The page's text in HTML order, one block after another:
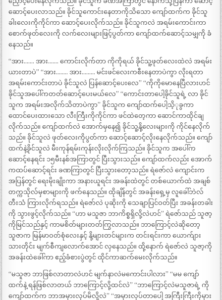
ဆောင့်ပေးလာသည်။ ခိုင်သူကောင်းနေတာကိုသိသော ကျော်ထက်က ခိုင်သူ
ခါးလေးကိုကိုင်ကာ ဆောင့်ပေးလိုက်သည်။ ခိုင်သူကလဲ အရမ်းကောင်းကာ
စောက်ဖုတ်လေးကို လက်လေးများဖြင့်ပွတ်ကာ ကျော်ထက်ဆောင့်သမျှကို ခံ
နေသည်။
“အား……. အား……. ကောင်းလိုက်တာ ကိုကိုရယ် ခိုင်သူ့ဖုတ်လေးထဲလဲ အရမ်း
ယားတာပဲ” “အား…….. အား……… မင်းဖင်လေးကစီးနေတာပဲကွာ လိုးရတာ
အရမ်းကောင်းတာပဲ ခိုင်သူလဲ ပြန်ဆောင့်ပေးလေ” “ကိုကိုမောနေပြီလားဟင်
ခိုင်သူအပေါ်ကတတ်ဆောင့်ပေးမယ်လေ” “ကောင်းတာပေါ့ခိုင်သူရဲ့ လာ ခိုင်
သူက အရမ်းအလိုက်သိတာပဲကွာ” ခိုင်သူက ကျော်ထက်ပေါ့သိ့ုခွကာ
ထောင်ပေးထားသော လီးကြီးကိုကိုင်ကာ ဖင်ထဲတေ့ကာ ဆောင်ကာထိုင်ချ
လိုက်သည်။ ကျော်ထက်လဲ အောက်မှနေ၍ ခိုင်သူ့နို့လေးများကို ကိုင်နေလိုက်
သည်။ ခိုင်သူလဲ ဖုတ်လေးကိုပွတ်ကာ ဆောင့်ဆောင့်လိုးနေလိုက်သည်။ ကျော်
ထက်နဲ့ခိုင်သူလဲ မီးကုန်ရမ်းကုန်းလိုးလိုက်ကြသည်။ ခိုင်သူက အပေါ်က
ဆောင့်နေရင်း ၁၅မီးနစ်အကြာတွင် ပြီးသွားသည်။ ကျော်ထက်လည်း အောက်
ကထပ်ဆောင့်ရင်း ခဏကြာတွင် ပြီးသွားတော့သည်။ ရဲဇော်လဲ ကျောင်းက
အပြန်တွင် ရေးမိုးချိုးကာ အနားယူရင်း အခန်းထဲတွင် တစ်ယောက်ထဲ အချစ်
တက္ကသိုလ်မှစာများကို ဖက်နေသည်။ ထိုချိန်တွင် အခန်းရှေ့မှ လူခေါ်ဘဲလ်
တီးသံ ကြားလိုက်ရသည်။ ရဲဇော်လဲ ပုဆိုးကို သေချာပြင်ဝတ်ပြီး အခန်းတခါး
ကို သွားဖွင့်လိုက်သည်။ “ဟာ မသူဇာ ဘာကိစ္စရှိလို့လဲဟင်” ရဲဇော်သည် သူဇာ့
ကိုမြင်သည်နှင့် ကာမစိတ်များတတ်ကြွလာသည်။ ဘာကြောင့်လဲဆိုတော့
သူဇာက မြန်မာဝတ်စုံလေးနှင့် နို့များတင်များက တင်းရင်းကာ ယောက်ျား
သားတိုင်း မျက်စီကျလောက်အောင် လှနေသည်။ ထို့နောက် ရဲဇော်လဲ သူဇာ့ကို
အခန်းထဲခေါ်ကာ ဧည့်ခံစားပွဲတွင် ထိုင်ကာဆက်မေးလိုက်သည်။
“မသူဇာ ဘာဖြစ်လာတာလဲဟင် မျက်နာလဲမကောင်းပါလား” “မမ ကျော်
ထက်နဲ့ ရန်ဖြစ်လာတယ် ဘာကြောင့်လို့ထင်လဲ” “ဘာကြောင့်လဲမသူဇာရဲ့ ကို
ကျော်ထက်က ဘာအမှားလုပ်မိလို့လဲ” “အမှားလုပ်တာပေါ့ အကြီးကြီးကိုမှား